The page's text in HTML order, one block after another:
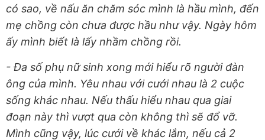
có sao, về nấu ăn chăm sóc mình là hầu mình, đến
mẹ chồng còn chưa được hầu như vậy. Ngày hôm
ấy mình biết là lấy nhầm chồng rồi.
- Đa số phụ nữ sinh xong mới hiểu rõ người đàn
ông của mình. Yêu nhau với cưới nhau là 2 cuộc
sống khác nhau. Nếu thấu hiểu nhau qua giai
đoạn này thì vượt qua còn không thì sẽ đổ vỡ.
Mình cũng vậy, lúc cưới về khác lắm, nếu cả 2